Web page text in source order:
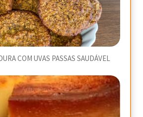
COM UVAS PASSAS SAUDÁVEL